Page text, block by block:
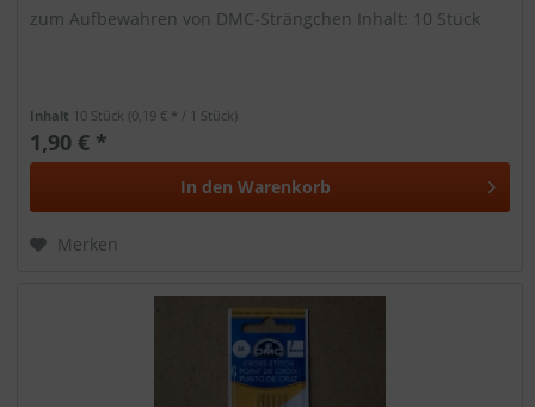
zum Aufbewahren von DMC-Strängchen Inhalt: 10 Stück
Inhalt 10 Stück (0,19 € * / 1 Stück)
1,90 € *
In den Warenkorb
Merken